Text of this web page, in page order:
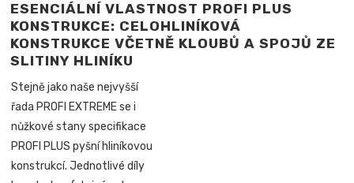
ESENCIÁLNÍ VLASTNOST PROFI PLUS
KONSTRUKCE: CELOHLINÍKOVÁ
KONSTRUKCE VČETNĚ KLOUBŮ A SPOJŮ ZE
SLITINY HLINÍKU
Stejně jako naše nejvyšší
řada PROFI EXTREME se i
nůžkové stany specifikace
PROFI PLUS pyšní hliníkovou
konstrukcí. Jednotlivé díly